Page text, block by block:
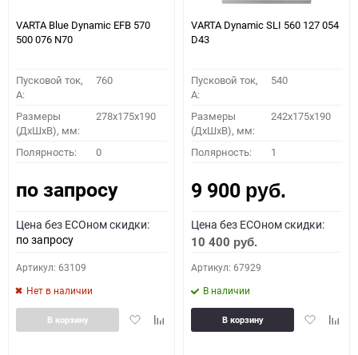
VARTA Blue Dynamic EFB 570
500 076 N70
Пусковой ток,
A:
760
Размеры
(ДхШхВ), мм:
278x175x190
Полярность: 0
по запросу
Цена без ECOном скидки:
по запросу
Артикул: 63109
Нет в наличии
ДобавитьДобавить
В корзину
VARTA Dynamic SLI 560 127 054
D43
Пусковой ток,
A:
540
Размеры
(ДхШхВ), мм:
242x175x190
Полярность: 1
9 900 руб.
Цена без ECOном скидки:
10 400 руб.
Артикул: 67929
В наличии
Добавить
В корзину